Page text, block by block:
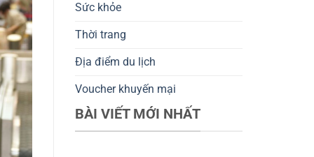
Sức khỏe
Thời trang
Địa điểm du lịch
Voucher khuyến mại
BÀI VIẾT MỚI NHẤT